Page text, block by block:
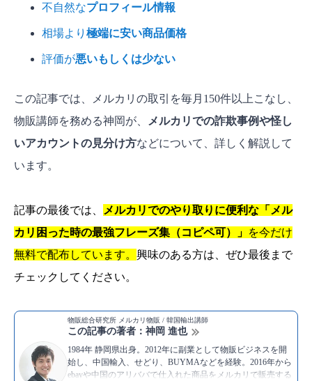
不自然なプロフィール情報
相場より 極端に安い商品価格
評価が悪いもしくは少ない
この記事では、メルカリの取引を毎月150件以上こなし、
物販講師を務める神岡が、
メルカリでの詐欺事例や怪し
いアカウントの見分け方などについて、詳しく解説して
います。
記事の最後では、
メルカリでのやり取りに便利な「メル
カリ困った時の最強フレーズ集（コピペ可）
」 を今だけ
無料で配布しています。 興味のある方は、ぜひ最後まで
チェックしてください。
物販総合研究所 メルカリ物販 / 韓国輸出講師
この記事の著者：神岡 進也
1984年 静岡県出身。2012年に副業として物販ビジネスを開
始し、中国輸入、せどり、BUYMAなどを経験。2016年から
ebayや中国のアリババで仕入れた商品をメルカリで販売する